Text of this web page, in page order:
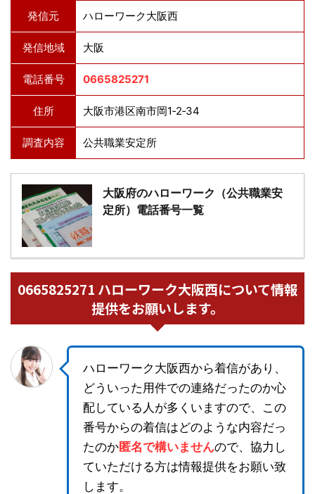
発信元 ハローワーク大阪西
発信地域 大阪
電話番号 0665825271
住所 大阪市港区南市岡1‐2‐34
調査内容 公共職業安定所
大阪府のハローワーク（公共職業安
定所）電話番号一覧
0665825271 ハローワーク大阪西について情報
提供をお願いします。
ハローワーク大阪西から着信があり、
どういった用件での連絡だったのか心
配している人が多くいますので、この
番号からの着信はどのような内容だっ
たのか匿名で構いませんので、協力し
ていただける方は情報提供をお願い致
します。